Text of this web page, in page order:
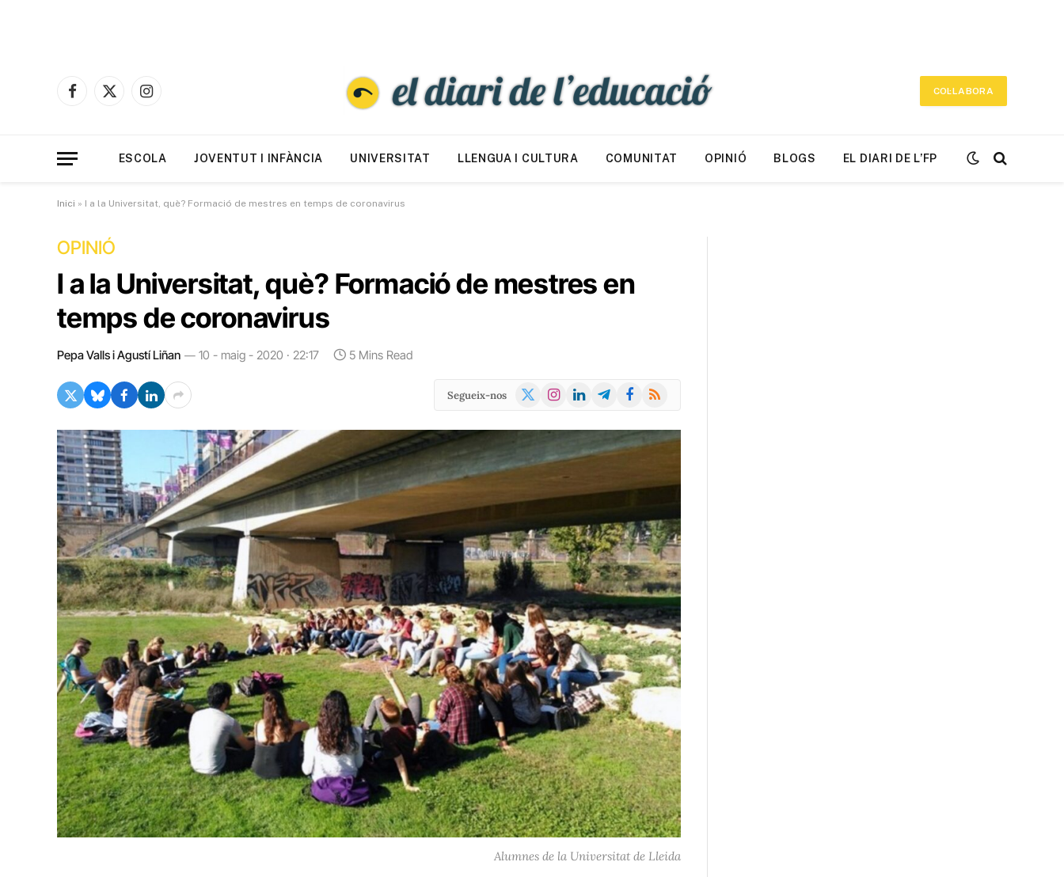
Facebook
X
Instagram
COL·LABORA
ESCOLA JOVENTUT I INFÀNCIA UNIVERSITAT LLENGUA I CULTURA COMUNITAT OPINIÓ BLOGS EL DIARI DE L’FP
Inici » I a la Universitat, què? Formació de mestres en temps de coronavirus
OPINIÓ
I a la Universitat, què? Formació de mestres en
temps de coronavirus
Pepa Valls i Agustí Liñan 10 - maig - 2020 · 22:17 5 Mins Read
Segueix-nos
X
Instagram
LinkedInTelegramFacebook
RSS
Alumnes de la Universitat de Lleida